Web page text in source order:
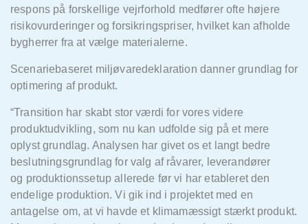
respons på forskellige vejrforhold medfører ofte højere
risikovurderinger og forsikringspriser, hvilket kan afholde
bygherrer fra at vælge materialerne.
Scenariebaseret miljøvaredeklaration danner grundlag for
optimering af produkt.
“Transition har skabt stor værdi for vores videre
produktudvikling, som nu kan udfolde sig på et mere
oplyst grundlag. Analysen har givet os et langt bedre
beslutningsgrundlag for valg af råvarer, leverandører
og produktionssetup allerede før vi har etableret den
endelige produktion. Vi gik ind i projektet med en
antagelse om, at vi havde et klimamæssigt stærkt produkt.